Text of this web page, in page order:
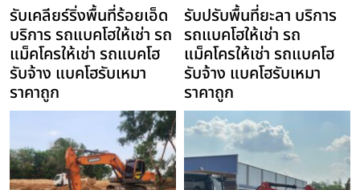
รับเคลียร์ริ่งพื้นที่ร้อยเอ็ด
บริการ รถแบคโฮให้เช่า รถ
แม็คโครให้เช่า รถแบคโฮ
รับจ้าง แบคโฮรับเหมา
ราคาถูก
รับปรับพื้นที่ยะลา บริการ
รถแบคโฮให้เช่า รถ
แม็คโครให้เช่า รถแบคโฮ
รับจ้าง แบคโฮรับเหมา
ราคาถูก